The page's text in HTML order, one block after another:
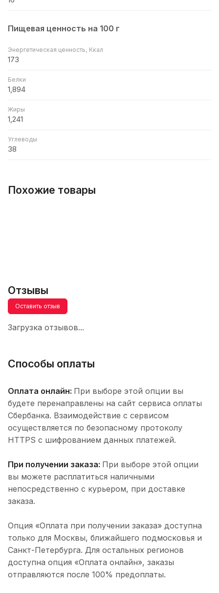
Пищевая ценность на 100 г
Энергетическая ценность, Ккал
173
Белки
1,894
Жиры
1,241
Углеводы
38
Похожие товары
Отзывы
Оставить отзыв
Загрузка отзывов...
Способы оплаты
Оплата онлайн: При выборе этой опции вы
будете перенаправлены на сайт сервиса оплаты
Сбербанка. Взаимодействие с сервисом
осуществляется по безопасному протоколу
HTTPS с шифрованием данных платежей.
При получении заказа: При выборе этой опции
вы можете расплатиться наличными
непосредственно с курьером, при доставке
заказа.
Опция «Оплата при получении заказа» доступна
только для Москвы, ближайшего подмосковья и
Санкт-Петербурга. Для остальных регионов
доступна опция «Оплата онлайн», заказы
отправляются после 100% предоплаты.